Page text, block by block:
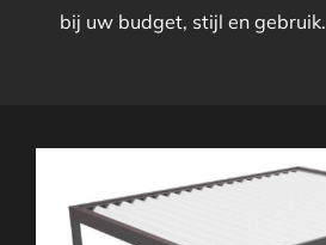
bij uw budget, stijl en gebruik.